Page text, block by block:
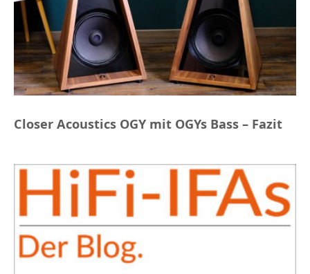
Closer Acoustics OGY mit OGYs Bass – Fazit